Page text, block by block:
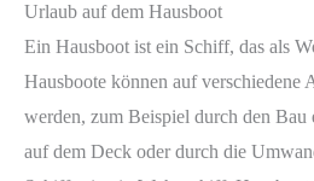
Urlaub auf dem Hausboot
Ein Hausboot ist ein Schiff, das als
Hausboote können auf verschiedene
werden, zum Beispiel durch den Bau
auf dem Deck oder durch die